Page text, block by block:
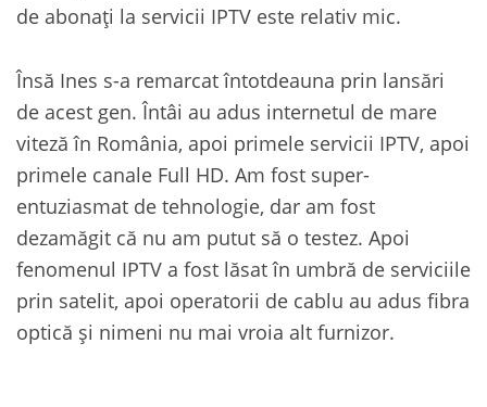
de abonați la servicii IPTV este relativ mic.
Însă Ines s-a remarcat întotdeauna prin lansări
de acest gen. Întâi au adus internetul de mare
viteză în România, apoi primele servicii IPTV, apoi
primele canale Full HD. Am fost super-
entuziasmat de tehnologie, dar am fost
dezamăgit că nu am putut să o testez. Apoi
fenomenul IPTV a fost lăsat în umbră de serviciile
prin satelit, apoi operatorii de cablu au adus fibra
optică și nimeni nu mai vroia alt furnizor.